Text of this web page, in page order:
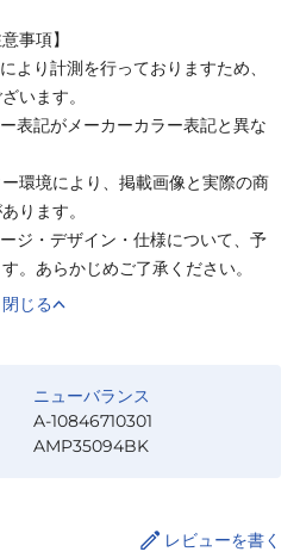
事項】
より計測を行っておりますため、
います。
表記がメーカーカラー表記と異な
環境により、掲載画像と実際の商
ります。
ジ・デザイン・仕様について、予
。あらかじめご了承ください。
閉じる
ニューバランス
A-10846710301
AMP35094BK
レビューを書く